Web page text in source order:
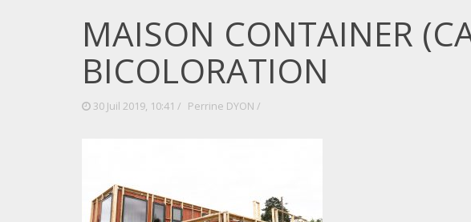
MAISON CONTAINER
BICOLORATION
30 Juil 2019, 10:41 / Perrine DYON /